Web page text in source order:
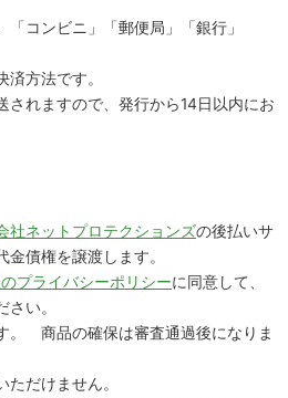
コンビニ」「郵便局」「銀行」
方法です。
されますので、発行から14日以内にお
社ネットプロテクションズの後払いサ
債権を譲渡します。
プライバシーポリシーに同意して、
い。
。 商品の確保は審査通過後になりま
だけません。